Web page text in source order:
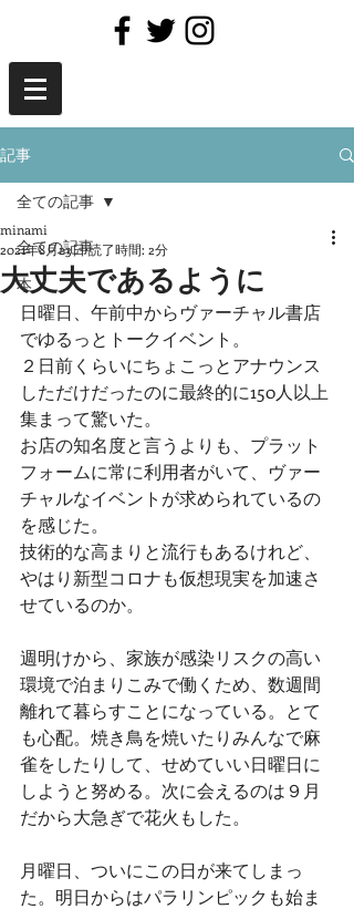
記事
全ての記事
本
全ての記事
大丈夫であるように
minami
2021年8月23日読了時間: 2分
日曜日、午前中からヴァーチャル書店
でゆるっとトークイベント。
２日前くらいにちょこっとアナウンス
しただけだったのに最終的に150人以上
集まって驚いた。
お店の知名度と言うよりも、プラット
フォームに常に利用者がいて、ヴァー
チャルなイベントが求められているの
を感じた。
技術的な高まりと流行もあるけれど、
やはり新型コロナも仮想現実を加速さ
せているのか。
週明けから、家族が感染リスクの高い
環境で泊まりこみで働くため、数週間
離れて暮らすことになっている。とて
も心配。焼き鳥を焼いたりみんなで麻
雀をしたりして、せめていい日曜日に
しようと努める。次に会えるのは９月
だから大急ぎで花火もした。
月曜日、ついにこの日が来てしまっ
た。明日からはパラリンピックも始ま